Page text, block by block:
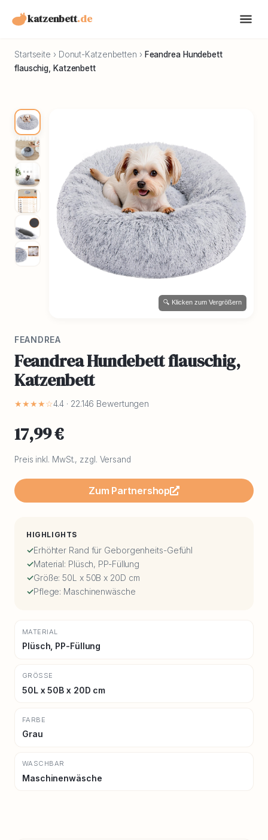
katzenbett.de
Startseite › Donut-Katzenbetten › Feandrea Hundebett
flauschig, Katzenbett
🔍 Klicken zum Vergrößern
FEANDREA
Feandrea Hundebett flauschig,
Katzenbett
★★★★☆4.4 · 22.146 Bewertungen
17,99 €
Preis inkl. MwSt., zzgl. Versand
Zum Partnershop
HIGHLIGHTS
Erhöhter Rand für Geborgenheits-Gefühl
Material: Plüsch, PP-Füllung
Größe: 50L x 50B x 20D cm
Pflege: Maschinenwäsche
MATERIAL
Plüsch, PP-Füllung
GRÖSSE
50L x 50B x 20D cm
FARBE
Grau
WASCHBAR
Maschinenwäsche